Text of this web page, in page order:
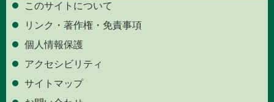
このサイトについて
リンク・著作権・免責事項
個人情報保護
アクセシビリティ
サイトマップ